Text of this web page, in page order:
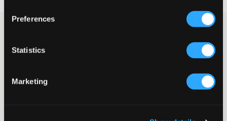
Preferences
Statistics
Marketing
Mørkeblå hoodie fra Gant. Merkets velkjente logo er brodert
finnes nederst og ved ermeendene.
Hette